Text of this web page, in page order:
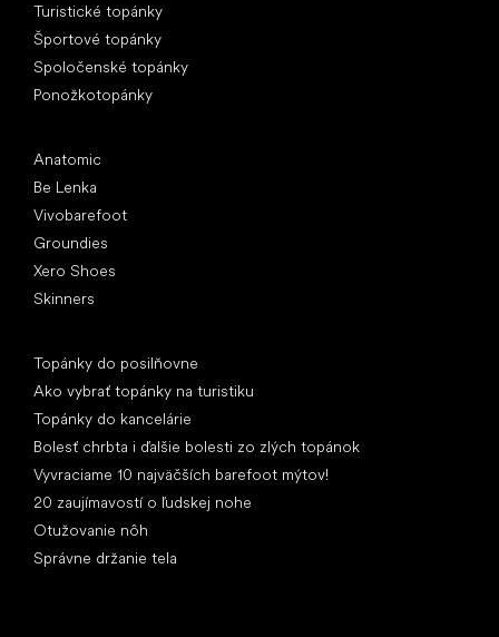
Turistické topánky
Športové topánky
Spoločenské topánky
Ponožkotopánky
Anatomic
Be Lenka
Vivobarefoot
Groundies
Xero Shoes
Skinners
Topánky do posilňovne
Ako vybrať topánky na turistiku
Topánky do kancelárie
Bolesť chrbta i ďalšie bolesti zo zlých topánok
Vyvraciame 10 najväčších barefoot mýtov!
20 zaujímavostí o ľudskej nohe
Otužovanie nôh
Správne držanie tela